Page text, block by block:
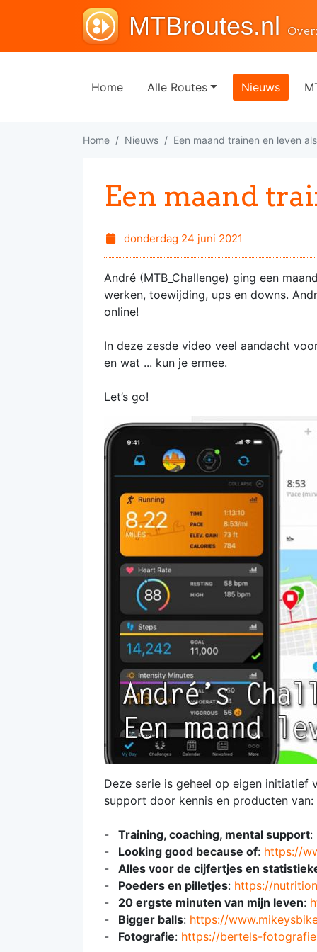
MTBroutes.nl
Home Alle Routes Nieuws
Home Nieuws Een maand trainen en leven
Een maand
donderdag 24 juni 2021
André (MTB_Challenge) ging een
werken, toewijding, ups en downs.
online!
In deze zesde video veel aandacht
en wat ... kun je ermee.
Let’s go!
Deze serie is geheel op eigen initiatief
support door kennis en producten van:
Training, coaching, mental support:
Looking good because of: https://
Alles voor de cijfertjes en
Poeders en pilletjes: https://
20 ergste minuten van mijn leven:
Bigger balls: https://
Fotografie: https://bertels-